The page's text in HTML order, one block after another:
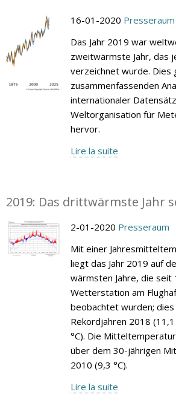
16-01-2020 Presseraum
Das Jahr 2019 war
zweitwärmste Jahr, das
verzeichnet wurde. Dies
zusammenfassenden
internationaler
Weltorganisation für
hervor.
Lire la suite
2019: Das drittwärmste Jahr
2-01-2020 Presseraum
Mit einer
liegt das Jahr 2019 auf
wärmsten Jahre, die seit
Wetterstation am
beobachtet wurden;
Rekordjahren 2018
°C). Die
über dem 30-jährigen
2010 (9,3 °C).
Lire la suite